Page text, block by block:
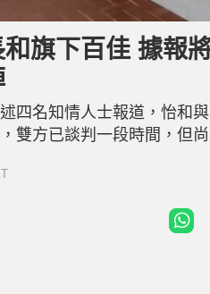
o
d
e
d
4
%
旗下百佳 據報
四名知情人士報道，怡和
雙方已談判一段時間，但
集團有新部署。至於兩大超
壟斷局面。長和股價午後